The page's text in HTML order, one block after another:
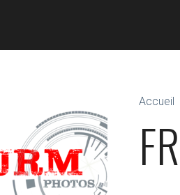
Accueil